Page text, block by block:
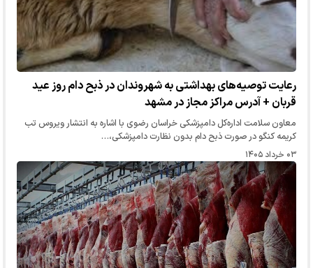
رعایت توصیه‌های بهداشتی به شهروندان در ذبح دام روز عید
قربان + آدرس مراکز مجاز در مشهد
معاون سلامت اداره‌کل دامپزشکی خراسان رضوی با اشاره به انتشار ویروس تب
کریمه کنگو در صورت ذبح دام بدون نظارت دامپزشکی،…
۰۳ خرداد ۱۴۰۵